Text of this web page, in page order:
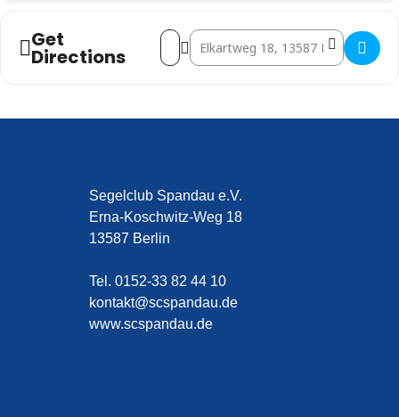
Get
Directions
Address - 105. Stiftungsfest des SCS []
Destination Address - 105.
Segelclub Spandau e.V.
Erna-Koschwitz-Weg 18
13587 Berlin
Tel. 0152-33 82 44 10
kontakt@scspandau.de
www.scspandau.de